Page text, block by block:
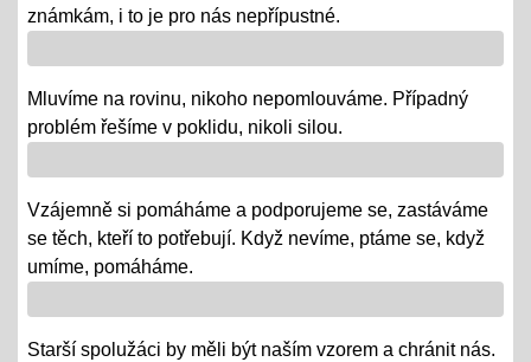
- po celý ADVENT využijeme projektovou výuku v
letos bez JARMARKU, ale s vrstevnickou výukou ve
VV = "MALÍ UČÍ VELKÉ"
08.10.2018
- vědomostní a výtvarné soutěže
- školní rozhlasové vysílání
známkám, i to je pro nás nepřípustné.
Mluvíme na rovinu, nikoho nepomlouváme. Případný
problém řešíme v poklidu, nikoli silou.
Vzájemně si pomáháme a podporujeme se, zastáváme
se těch, kteří to potřebují. Když nevíme, ptáme se, když
umíme, pomáháme.
Starší spolužáci by měli být naším vzorem a chránit nás.